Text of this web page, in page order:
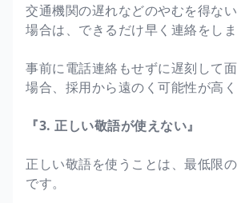
交通機関の遅れなどのやむを得な
場合は、できるだけ早く連絡をしま
事前に電話連絡もせずに遅刻して
場合、採用から遠のく可能性が高く
『3. 正しい敬語が使えない』
正しい敬語を使うことは、最低限
です。